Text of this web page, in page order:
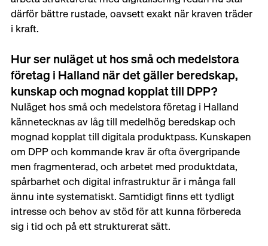
därför bättre rustade, oavsett exakt när kraven träder
i kraft.
Hur ser nuläget ut hos små och medelstora
företag i Halland när det gäller beredskap,
kunskap och mognad kopplat till DPP?
Nuläget hos små och medelstora företag i Halland
kännetecknas av låg till medelhög beredskap och
mognad kopplat till digitala produktpass. Kunskapen
om DPP och kommande krav är ofta övergripande
men fragmenterad, och arbetet med produktdata,
spårbarhet och digital infrastruktur är i många fall
ännu inte systematiskt. Samtidigt finns ett tydligt
intresse och behov av stöd för att kunna förbereda
sig i tid och på ett strukturerat sätt.